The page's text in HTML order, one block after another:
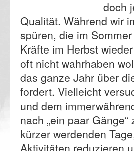
doch
Qualität. Während wir
spüren, die im
Kräfte im Herbst
oft nicht wahrhaben
das ganze Jahr über
fordert. Vielleicht
und dem
nach „ein paar
kürzer werdenden
Aktivitäten reduzieren